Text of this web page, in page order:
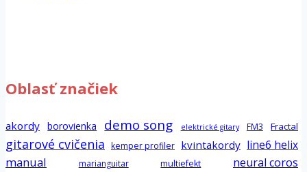
Oblasť značiek
akordy borovienka demo song elektrické gitary FM3 Fractal
gitarové cvičenia kemper profiler kvintakordy line6 helix
manual marianguitar multiefekt neural coros